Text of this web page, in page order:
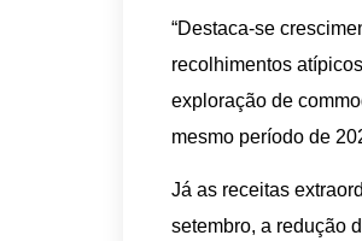
“Destaca-se
recolhimentos
exploração de
mesmo período de
Já as receitas
setembro, a redução